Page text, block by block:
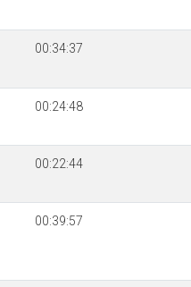
00:34:37
00:24:48
00:22:44
00:39:57